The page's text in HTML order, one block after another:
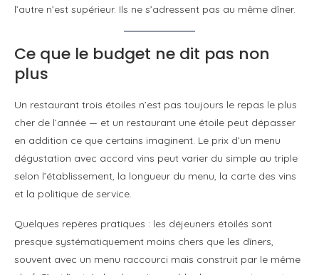
l’autre n’est supérieur. Ils ne s’adressent pas au même dîner.
Ce que le budget ne dit pas non
plus
Un restaurant trois étoiles n’est pas toujours le repas le plus
cher de l’année — et un restaurant une étoile peut dépasser
en addition ce que certains imaginent. Le prix d’un menu
dégustation avec accord vins peut varier du simple au triple
selon l’établissement, la longueur du menu, la carte des vins
et la politique de service.
Quelques repères pratiques : les déjeuners étoilés sont
presque systématiquement moins chers que les dîners,
souvent avec un menu raccourci mais construit par le même